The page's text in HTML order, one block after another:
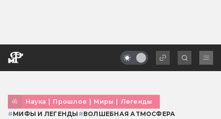
Наука | Прошлое | Миры | Легенды
#МИФЫ И ЛЕГЕНДЫ #ВОЛШЕБНАЯ АТМОСФЕРА